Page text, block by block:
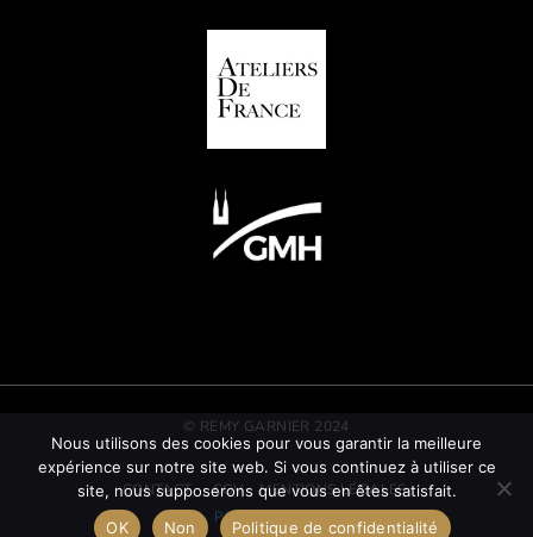
© REMY GARNIER 2024
CONTACT CGV
MENTIONS LÉGALES
POLITIQUE RSE
Nous utilisons des cookies pour vous garantir la meilleure
expérience sur notre site web. Si vous continuez à utiliser ce
site, nous supposerons que vous en êtes satisfait.
OK
Non Politique de confidentialité